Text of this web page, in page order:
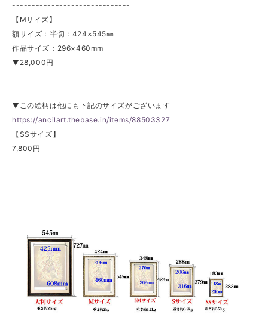
------------------------------
【Mサイズ】
額サイズ：半切：424×545㎜
作品サイズ：296×460mm
▼28,000円
▼この絵柄は他にも下記のサイズがございます
https://ancilart.thebase.in/items/88503327
【SSサイズ】
7,800円